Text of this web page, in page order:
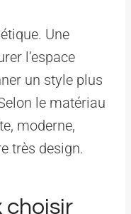
Une
l’espace
un style plus
le matériau
moderne,
très design.
choisir